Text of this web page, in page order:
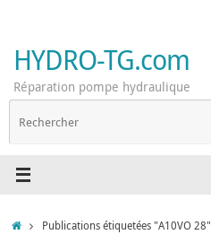
contenu
HYDRO-TG.com
Réparation pompe hydraulique
AccueilPublications étiquetées "A10VO 28"